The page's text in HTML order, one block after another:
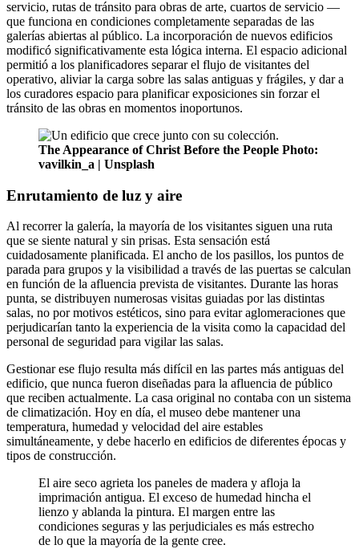
servicio, rutas de tránsito para obras de arte, cuartos de servicio —
que funciona en condiciones completamente separadas de las
galerías abiertas al público. La incorporación de nuevos edificios
modificó significativamente esta lógica interna. El espacio adicional
permitió a los planificadores separar el flujo de visitantes del
operativo, aliviar la carga sobre las salas antiguas y frágiles, y dar a
los curadores espacio para planificar exposiciones sin forzar el
tránsito de las obras en momentos inoportunos.
The Appearance of Christ Before the People Photo:
vavilkin_a | Unsplash
Enrutamiento de luz y aire
Al recorrer la galería, la mayoría de los visitantes siguen una ruta
que se siente natural y sin prisas. Esta sensación está
cuidadosamente planificada. El ancho de los pasillos, los puntos de
parada para grupos y la visibilidad a través de las puertas se calculan
en función de la afluencia prevista de visitantes. Durante las horas
punta, se distribuyen numerosas visitas guiadas por las distintas
salas, no por motivos estéticos, sino para evitar aglomeraciones que
perjudicarían tanto la experiencia de la visita como la capacidad del
personal de seguridad para vigilar las salas.
Gestionar ese flujo resulta más difícil en las partes más antiguas del
edificio, que nunca fueron diseñadas para la afluencia de público
que reciben actualmente. La casa original no contaba con un sistema
de climatización. Hoy en día, el museo debe mantener una
temperatura, humedad y velocidad del aire estables
simultáneamente, y debe hacerlo en edificios de diferentes épocas y
tipos de construcción.
El aire seco agrieta los paneles de madera y afloja la
imprimación antigua. El exceso de humedad hincha el
lienzo y ablanda la pintura. El margen entre las
condiciones seguras y las perjudiciales es más estrecho
de lo que la mayoría de la gente cree.